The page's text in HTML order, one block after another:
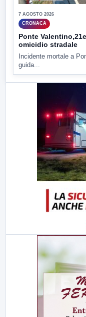
7 AGOSTO 2026
CRONACA
Ponte
omicidio stradale
Incidente mortale a
guida...